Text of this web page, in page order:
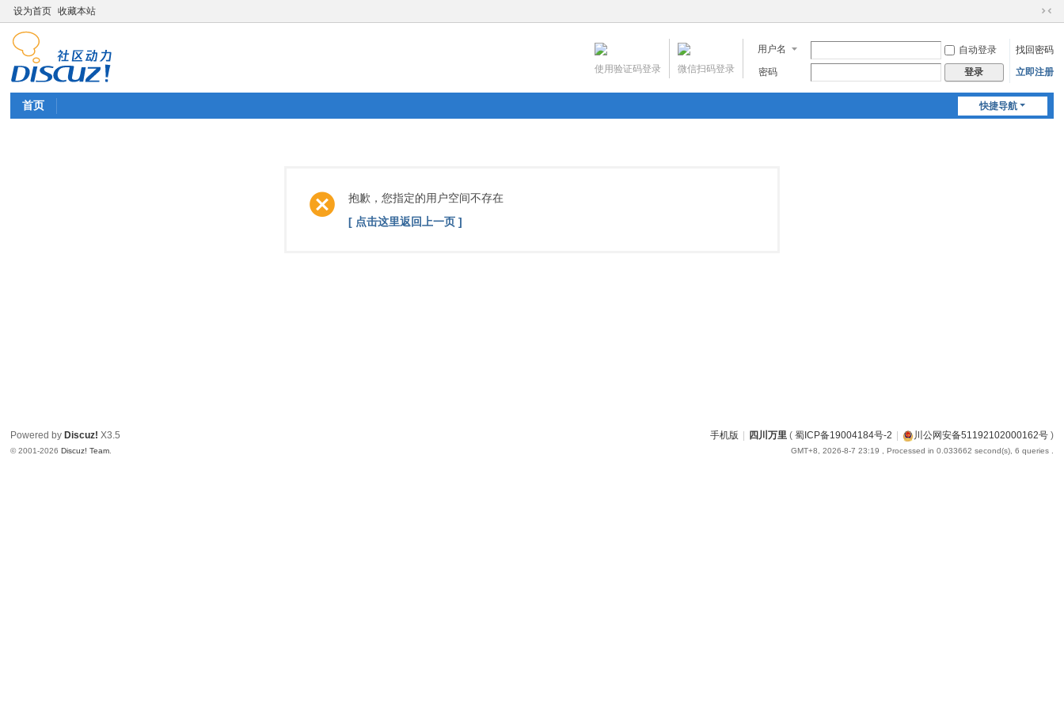
设为首页 收藏本站
切
到
窄
用户名 自动登录
找回密码
密码
登录 立即注册
微信扫码登录
使用验证码登录
快捷导航
首页
抱歉，您指定的用户空间不存在
[ 点击这里返回上一页 ]
手机版 四川万里( 蜀ICP备19004184号-2 川公网安备51192102000162号)
GMT+8, 2026-8-7 23:19 , Processed in 0.033662 second(s), 6 queries .
Powered by Discuz! X3.5
© 2001-2026Discuz! Team